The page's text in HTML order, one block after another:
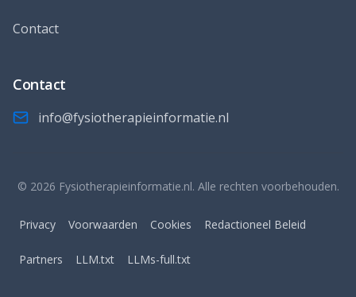
Contact
Contact
info@fysiotherapieinformatie.nl
© 2026 Fysiotherapieinformatie.nl. Alle rechten voorbehouden.
Privacy Voorwaarden Cookies Redactioneel Beleid
Partners LLM.txt LLMs-full.txt